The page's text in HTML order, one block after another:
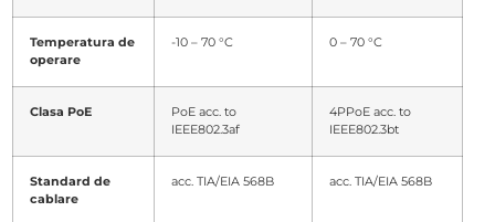
Temperatura de
operare
-10 – 70 °C 0 – 70 °C
Clasa PoE
PoE acc. to
IEEE802.3af
4PPoE acc. to
IEEE802.3bt
Standard de
cablare
acc. TIA/EIA 568B acc. TIA/EIA 568B